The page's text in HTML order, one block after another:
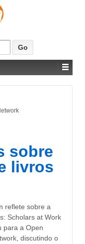
sobre
livros
reflete sobre a
Scholars at Work
para a Open
discutindo o